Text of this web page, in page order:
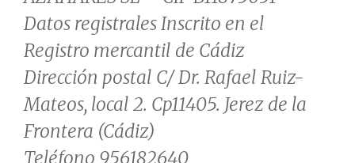
Datos registrales Inscrito en el
Registro mercantil de Cádiz
Dirección postal C/ Dr. Rafael Ruiz-
Mateos, local 2. Cp11405. Jerez de la
Frontera (Cádiz)
Teléfono 956182640